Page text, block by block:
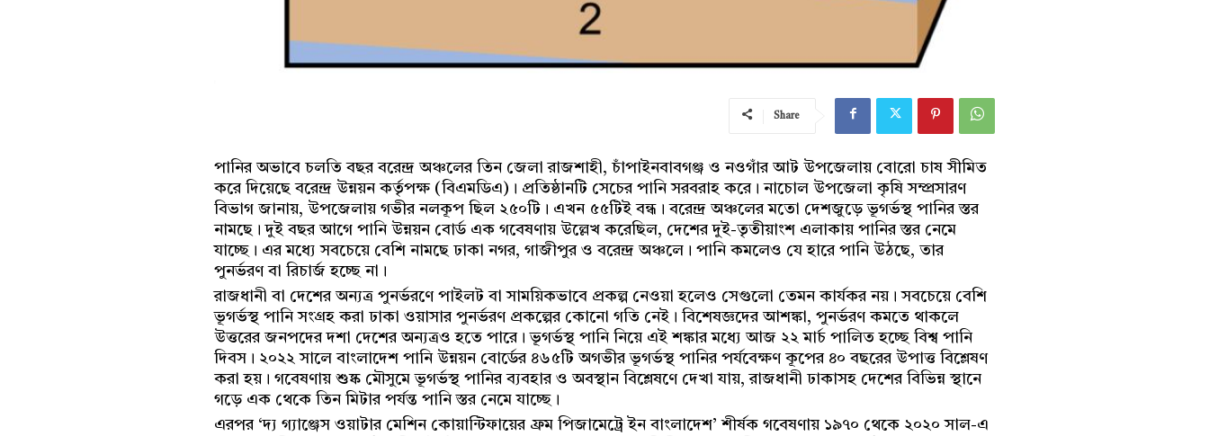
Share
পানির অভাবে চলতি বছর বরেন্দ্র অঞ্চলের তিন জেলা রাজশাহী, চাঁপাইনবাবগঞ্জ ও নওগাঁর আট উপজেলায় বোরো চাষ সীমিত
করে দিয়েছে বরেন্দ্র উন্নয়ন কর্তৃপক্ষ (বিএমডিএ)। প্রতিষ্ঠানটি সেচের পানি সরবরাহ করে। নাচোল উপজেলা কৃষি সম্প্রসারণ
বিভাগ জানায়, উপজেলায় গভীর নলকূপ ছিল ২৫০টি। এখন ৫৫টিই বন্ধ। বরেন্দ্র অঞ্চলের মতো দেশজুড়ে ভূগর্ভস্থ পানির স্তর
নামছে। দুই বছর আগে পানি উন্নয়ন বোর্ড এক গবেষণায় উল্লেখ করেছিল, দেশের দুই-তৃতীয়াংশ এলাকায় পানির স্তর নেমে
যাচ্ছে। এর মধ্যে সবচেয়ে বেশি নামছে ঢাকা নগর, গাজীপুর ও বরেন্দ্র অঞ্চলে। পানি কমলেও যে হারে পানি উঠছে, তার
পুনর্ভরণ বা রিচার্জ হচ্ছে না।
রাজধানী বা দেশের অন্যত্র পুনর্ভরণে পাইলট বা সাময়িকভাবে প্রকল্প নেওয়া হলেও সেগুলো তেমন কার্যকর নয়। সবচেয়ে বেশি
ভূগর্ভস্থ পানি সংগ্রহ করা ঢাকা ওয়াসার পুনর্ভরণ প্রকল্পের কোনো গতি নেই। বিশেষজ্ঞদের আশঙ্কা, পুনর্ভরণ কমতে থাকলে
উত্তরের জনপদের দশা দেশের অন্যত্রও হতে পারে। ভূগর্ভস্থ পানি নিয়ে এই শঙ্কার মধ্যে আজ ২২ মার্চ পালিত হচ্ছে বিশ্ব পানি
দিবস। ২০২২ সালে বাংলাদেশ পানি উন্নয়ন বোর্ডের ৪৬৫টি অগভীর ভূগর্ভস্থ পানির পর্যবেক্ষণ কূপের ৪০ বছরের উপাত্ত বিশ্লেষণ
করা হয়। গবেষণায় শুষ্ক মৌসুমে ভূগর্ভস্থ পানির ব্যবহার ও অবস্থান বিশ্লেষণে দেখা যায়, রাজধানী ঢাকাসহ দেশের বিভিন্ন স্থানে
গড়ে এক থেকে তিন মিটার পর্যন্ত পানি স্তর নেমে যাচ্ছে।
এরপর ‘দ্য গ্যাঞ্জেস ওয়াটার মেশিন কোয়ান্টিফায়ের ফ্রম পিজামেট্রে ইন বাংলাদেশ’ শীর্ষক গবেষণায় ১৯৭০ থেকে ২০২০ সাল-এ